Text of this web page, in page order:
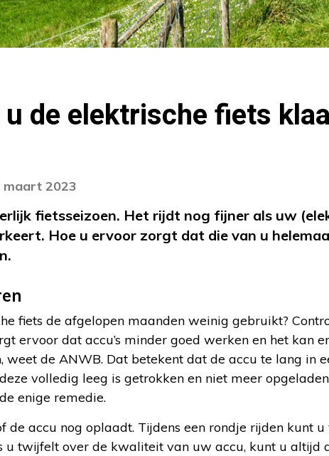
de elektrische fiets
maart 2023
fietsseizoen. Het rijdt nog fijner als uw
Hoe u ervoor zorgt dat die van u
fiets de afgelopen maanden weinig gebruikt?
ervoor dat accu’s minder goed werken en het kan
weet de ANWB. Dat betekent dat de accu te lang in
volledig leeg is getrokken en niet meer
enige remedie.
de accu nog oplaadt. Tijdens een rondje rijden kunt
u twijfelt over de kwaliteit van uw accu, kunt u altijd